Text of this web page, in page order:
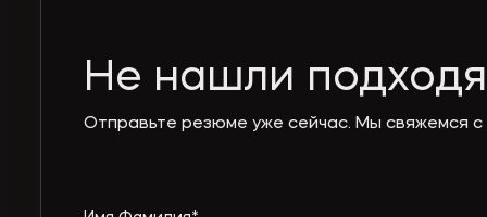
Не нашли
Отправьте резюме уже сейчас. Мы свяжемся с